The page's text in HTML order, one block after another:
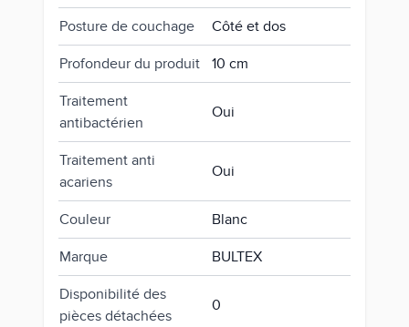
Posture de couchage Côté et dos
Profondeur du produit 10 cm
Traitement
antibactérien
Oui
Traitement anti
acariens
Oui
Couleur Blanc
Marque BULTEX
Disponibilité des
pièces détachées
0